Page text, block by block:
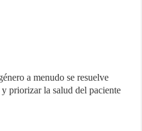
a menudo se resuelve
priorizar la salud del paciente